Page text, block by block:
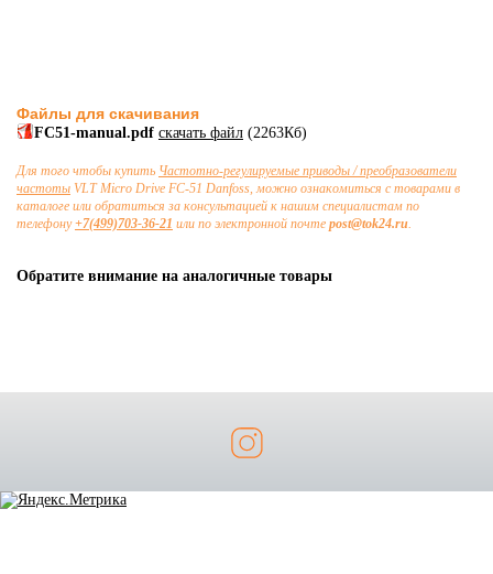
Файлы для скачивания
FC51-manual.pdf скачать файл (2263Кб)
Для того чтобы купить Частотно-регулируемые приводы / преобразователи
частоты VLT Micro Drive FC-51 Danfoss, можно ознакомиться с товарами в
каталоге или обратиться за консультацией к нашим специалистам по
телефону+7(499)703-36-21 или по электронной почте post@tok24.ru.
Обратите внимание на аналогичные товары